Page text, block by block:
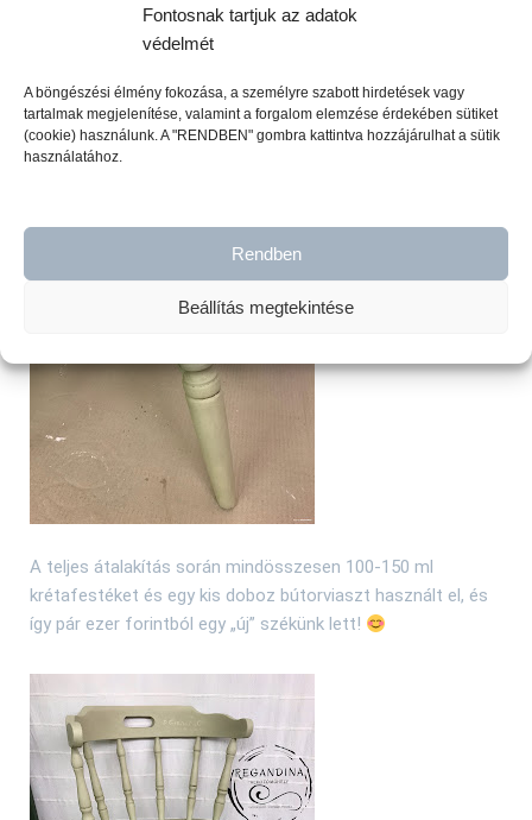
Fontosnak tartjuk az adatok
védelmét
A böngészési élmény fokozása, a személyre szabott hirdetések vagy
tartalmak megjelenítése, valamint a forgalom elemzése érdekében sütiket
(cookie) használunk. A "RENDBEN" gombra kattintva hozzájárulhat a sütik
használatához.
Rendben
Beállítás megtekintése
Végül a lábakon és a támla pálcáin lévő
lesz leghamarabb koszos).
A teljes átalakítás során mindösszesen 100-150 ml
krétafestéket és egy kis doboz bútorviaszt használt el, és
így pár ezer forintból egy „új” székünk lett!